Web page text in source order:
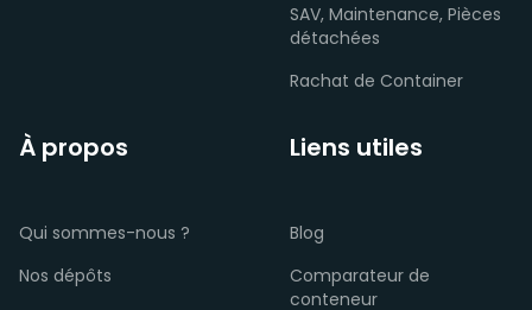
SAV, Maintenance, Pièces
détachées
Rachat de Container
À propos
Qui sommes-nous ?
Nos dépôts
Liens utiles
Blog
Comparateur de
conteneur